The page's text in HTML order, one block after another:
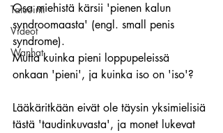
Tatuointi
Videot
Wanhat
Osa miehistä kärsii 'pienen kalun
syndroomaasta' (engl. small penis
syndrome).
Mutta kuinka pieni loppupeleissä
onkaan 'pieni', ja kuinka iso on 'iso'?
Lääkäritkään eivät ole täysin yksimielisiä
tästä 'taudinkuvasta', ja monet lukevat